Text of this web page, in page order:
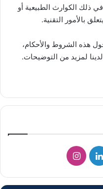
ذلك الكوارث الطبيعية أو
بالأمور التقنية.
هذه الشروط والأحكام،
لمزيد من التوضيحات.
ي
ن